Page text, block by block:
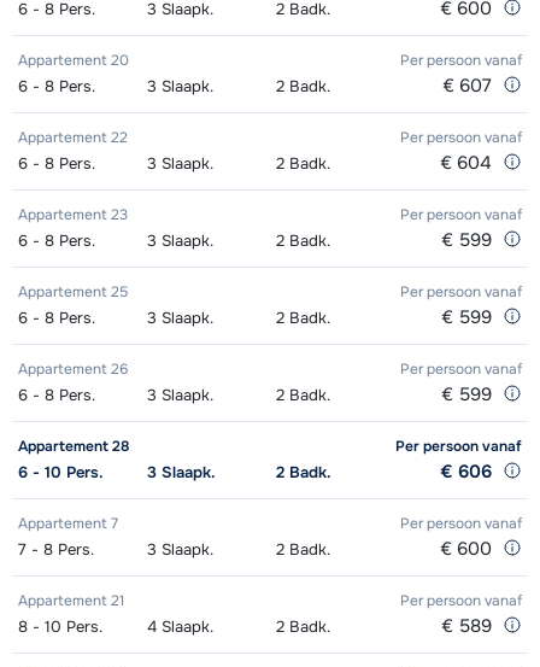
dagen) van week
van week
Mini Kid Schoenen (8 dagen)
afhankelijk
van week
middags- Gevorderd (min. 3 weken)
van week
Groepsles ski Kind (5 - 13 jaar) 's
middags - Beginner (0-1 week)
afhankelijk
van week
middags - Gemiddeld (2-4 weken)
van week
Groepsles ski Kind (5 - 13 jaar) 's
middags - Gevorderd (min. 4 weken)
afhankelijk
van week
Groepsles snowboard vanaf 5 jaar
's middags - Beginner (0 weken)
afhankelijk
Groepsles snowboard vanaf 5 jaar
's middags - Gemiddeld (1-2 weken)
afhankelijk
van week
Groepsles snowboard vanaf 5 jaar
weken)
afhankelijk
6 - 8 Pers. 3 Slaapk. 2 Badk. € 600
Appartement 20 Per persoonvanaf
6 - 8 Pers. 3 Slaapk. 2 Badk. € 607
Appartement 22 Per persoonvanaf
6 - 8 Pers. 3 Slaapk. 2 Badk. € 604
Appartement 23 Per persoonvanaf
6 - 8 Pers. 3 Slaapk. 2 Badk. € 599
Appartement 25 Per persoonvanaf
6 - 8 Pers. 3 Slaapk. 2 Badk. € 599
Appartement 26 Per persoonvanaf
6 - 8 Pers. 3 Slaapk. 2 Badk. € 599
Appartement 28 Per persoonvanaf
6 - 10 Pers. 3 Slaapk. 2 Badk. € 606
Appartement 7 Per persoonvanaf
7 - 8 Pers. 3 Slaapk. 2 Badk. € 600
Appartement 21 Per persoonvanaf
8 - 10 Pers. 4 Slaapk. 2 Badk. € 589